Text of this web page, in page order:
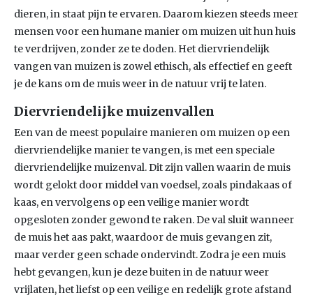
dieren, in staat pijn te ervaren. Daarom kiezen steeds meer
mensen voor een humane manier om muizen uit hun huis
te verdrijven, zonder ze te doden. Het diervriendelijk
vangen van muizen is zowel ethisch, als effectief en geeft
je de kans om de muis weer in de natuur vrij te laten.
Diervriendelijke muizenvallen
Een van de meest populaire manieren om muizen op een
diervriendelijke manier te vangen, is met een speciale
diervriendelijke muizenval. Dit zijn vallen waarin de muis
wordt gelokt door middel van voedsel, zoals pindakaas of
kaas, en vervolgens op een veilige manier wordt
opgesloten zonder gewond te raken. De val sluit wanneer
de muis het aas pakt, waardoor de muis gevangen zit,
maar verder geen schade ondervindt. Zodra je een muis
hebt gevangen, kun je deze buiten in de natuur weer
vrijlaten, het liefst op een veilige en redelijk grote afstand